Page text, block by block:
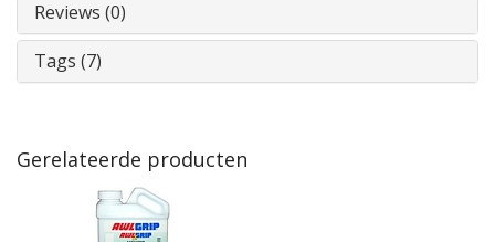
Reviews (0)
Tags (7)
Gerelateerde producten